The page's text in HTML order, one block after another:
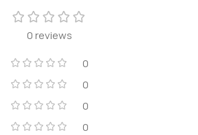
0 reviews
0
0
0
0